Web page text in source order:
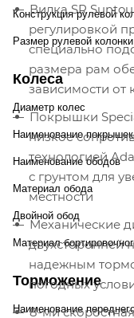
Вилка SR
регулировкой
специально
размера рам
зависимости от
Покрышки
низкое
технологией
с грунтом для
местности
Механические
двухсторонней
надежным
погодных
8-ми скоростная
Конструкция рулевой
Размер рулевой колонки
Колеса
Диаметр колес
Наименование покрышек
Наименование ободов
Материал обода
Двойной обод
Материал
Торможение
Наименование